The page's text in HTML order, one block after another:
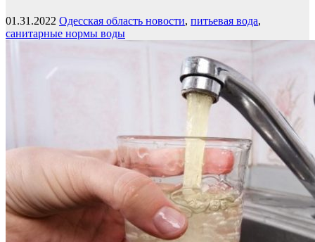
01.31.2022 Одесская область новости, питьевая вода,
санитарные нормы воды